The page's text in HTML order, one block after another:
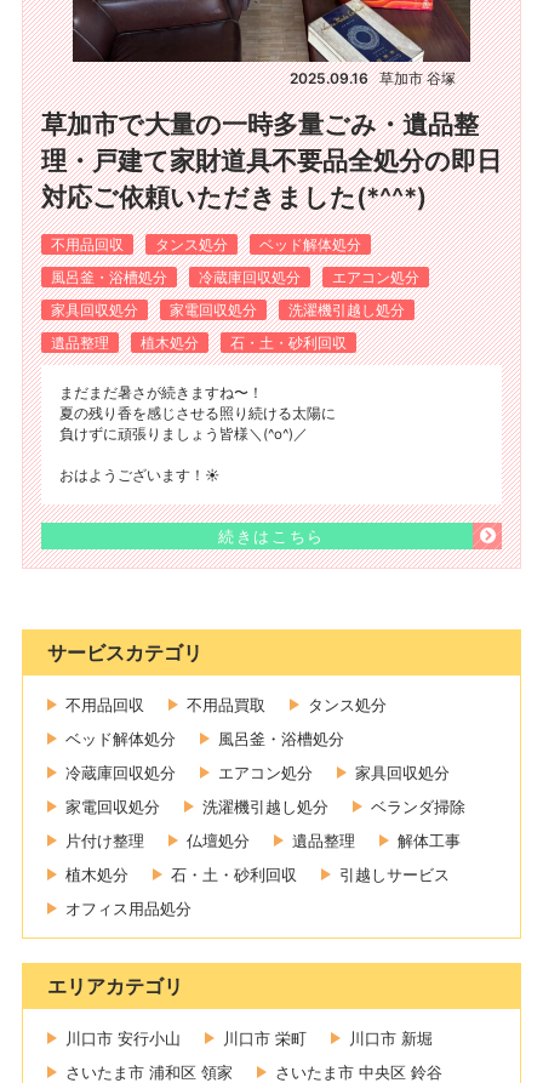
2025.09.16 草加市 谷塚
草加市で大量の一時多量ごみ・遺品整
理・戸建て家財道具不要品全処分の即日
対応ご依頼いただきました(*^^*)
不用品回収 タンス処分
ベッド解体処分
風呂釜・浴槽処分
冷蔵庫回収処分
エアコン処分
家具回収処分
家電回収処分
洗濯機引越し処分
遺品整理
植木処分 石・土・砂利回収
まだまだ暑さが続きますね〜！
夏の残り香を感じさせる照り続ける太陽に
負けずに頑張りましょう皆様＼(^o^)／
おはようございます！☀️
続きはこちら
サービスカテゴリ
不用品回収 不用品買取
タンス処分
ベッド解体処分
風呂釜・浴槽処分
冷蔵庫回収処分
エアコン処分
家具回収処分
家電回収処分
洗濯機引越し処分
ベランダ掃除
片付け整理
仏壇処分 遺品整理
解体工事
植木処分
石・土・砂利回収
引越しサービス
オフィス用品処分
エリアカテゴリ
川口市 安行小山 川口市 栄町
川口市 新堀
さいたま市 浦和区 領家
さいたま市 中央区 鈴谷